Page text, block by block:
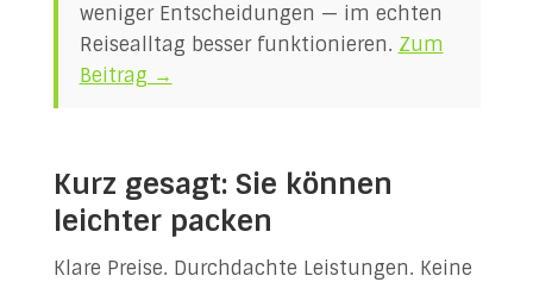
weniger Entscheidungen — im echten
Reisealltag besser funktionieren. Zum
Beitrag →
Kurz gesagt: Sie können
leichter packen
Klare Preise. Durchdachte Leistungen. Keine